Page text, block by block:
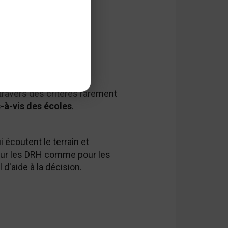
hiérarchiser des
des critères rarement
à-vis des écoles.
écoutent le terrain et
les DRH comme pour les
à la décision.